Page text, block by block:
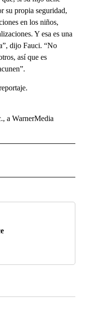
su propia seguridad,
en los niños,
Y esa es una
dijo Fauci. “No
así que es
a WarnerMedia
NOTIFICATIONS ABOUT